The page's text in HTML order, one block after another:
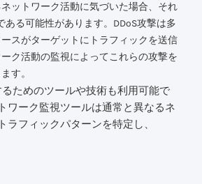
ットワーク活動に気づいた場合、それ
ある可能性があります。DDoS攻撃は多
スがターゲットにトラフィックを送信
ク活動の監視によってこれらの攻撃を
す。
ためのツールや技術も利用可能で
ワーク監視ツールは通常と異なるネ
ラフィックパターンを特定し、